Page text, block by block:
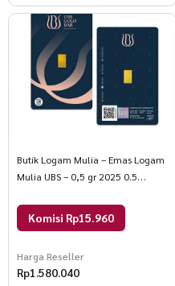
Butik Logam Mulia – Emas Logam
Mulia UBS – 0,5 gr 2025 0.5
Komisi Rp15.960
Harga Reseller
Rp1.580.040